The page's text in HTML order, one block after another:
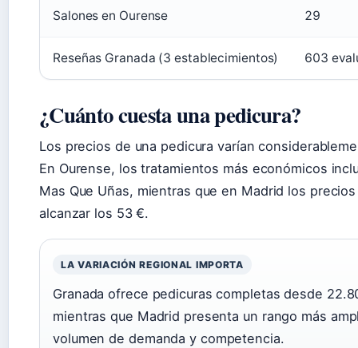
Salones en Ourense 29
Reseñas Granada (3 estableci­mientos) 603
¿Cuánto cuesta una pedicura?
Los precios de una pedicura varían
En Ourense, los tratamientos más económicos
Mas Que Uñas, mientras que en Madrid los
alcanzar los 53 €.
LA VARIACIÓN REGIONAL IMPORTA
Granada ofrece pedicuras completas desde
mientras que Madrid presenta un rango más
volumen de demanda y competencia.